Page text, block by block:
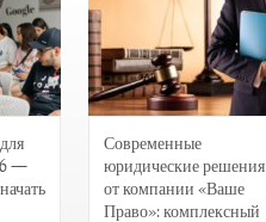
—
Современные
юридические решения
от компании «Ваше
Право»: комплексный